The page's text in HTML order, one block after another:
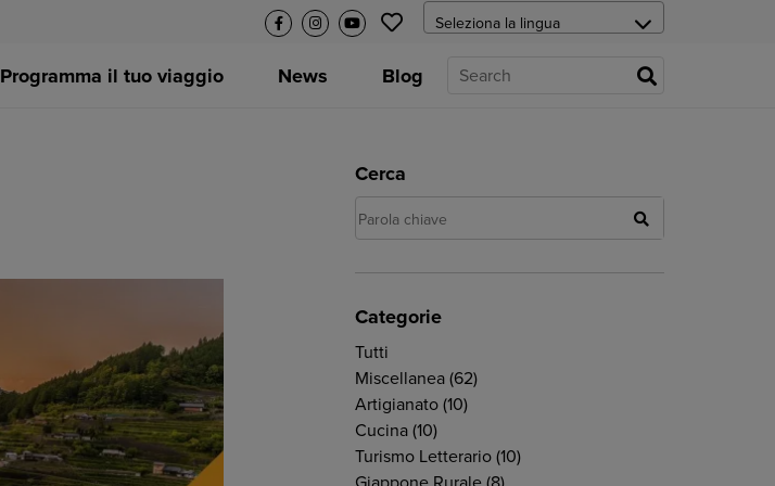
Programma il tuo viaggio News Blog
Cerca
Categorie
Tutti
Miscellanea (62)
Artigianato (10)
Cucina (10)
Turismo Letterario (10)